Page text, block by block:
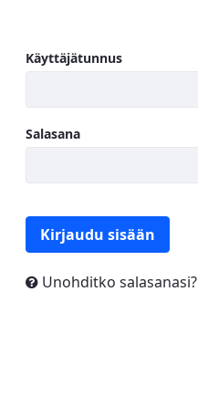
Käyttäjätunnus
Salasana
Kirjaudu sisään
Unohditko salasanasi?